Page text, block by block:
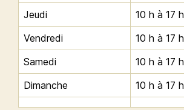
Jeudi
10 h à 17 h
Vendredi
10 h à 17 h
Samedi
10 h à 17 h
Dimanche
10 h à 17 h